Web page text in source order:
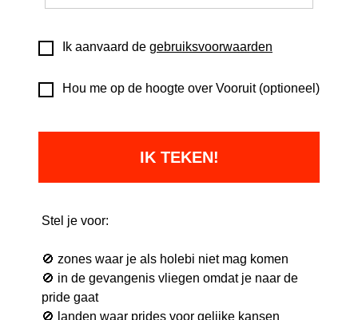
Ik aanvaard de gebruiksvoorwaarden
Hou me op de hoogte over Vooruit (optioneel)
Stel je voor:
🚫 zones waar je als holebi niet mag komen
🚫 in de gevangenis vliegen omdat je naar de
pride gaat
🚫 landen waar prides voor gelijke kansen